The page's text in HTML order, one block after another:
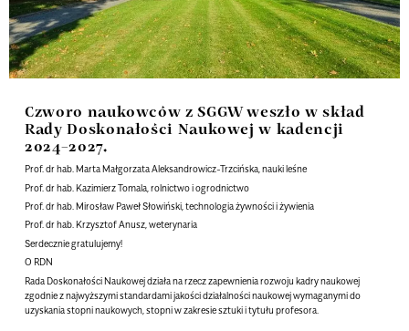
Czworo naukowców z SGGW weszło w skład
Rady Doskonałości Naukowej w kadencji
2024–2027.
Prof. dr hab. Marta Małgorzata Aleksandrowicz-Trzcińska, nauki leśne
Prof. dr hab. Kazimierz Tomala, rolnictwo i ogrodnictwo
Prof. dr hab. Mirosław Paweł Słowiński, technologia żywności i żywienia
Prof. dr hab. Krzysztof Anusz, weterynaria
Serdecznie gratulujemy!
O RDN
Rada Doskonałości Naukowej działa na rzecz zapewnienia rozwoju kadry naukowej
zgodnie z najwyższymi standardami jakości działalności naukowej wymaganymi do
uzyskania stopni naukowych, stopni w zakresie sztuki i tytułu profesora.